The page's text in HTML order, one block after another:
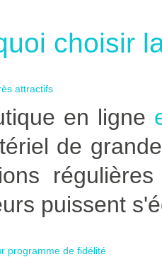
choisir
attractifs
en ligne
de
puissent
programme de fidélité